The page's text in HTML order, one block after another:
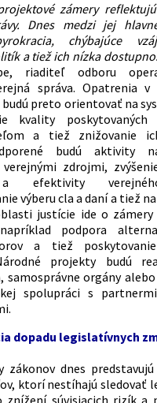
zámery
Dnes medzi jej
chýbajúce
a tiež ich nízka
riaditeľ odboru
správa. Opatrenia v
budú preto orientovať na
kvality poskytovaných
a tiež znižovanie
budú aktivity
zdrojmi,
efektivity
výberu cla a daní a tiež
justície ide o
podpora
a tiež
projekty budú
samosprávne orgány
spolupráci s
dopadu legislatívnych
zákonov dnes
ktorí nestíhajú sledovať